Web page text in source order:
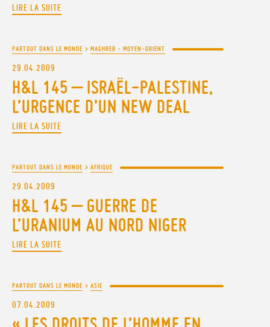
LIRE LA SUITE
PARTOUT DANS LE MONDE > MAGHREB - MOYEN-ORIENT
29.04.2009
H&L 145 – ISRAËL-PALESTINE,
L’URGENCE D’UN NEW DEAL
LIRE LA SUITE
PARTOUT DANS LE MONDE > AFRIQUE
29.04.2009
H&L 145 – GUERRE DE
L’URANIUM AU NORD NIGER
LIRE LA SUITE
PARTOUT DANS LE MONDE > ASIE
07.04.2009